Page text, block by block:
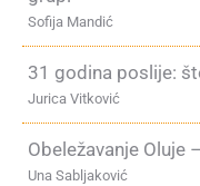
Sofija Mandić
31 godina poslije:
Jurica Vitković
Obeležavanje Oluje
Una Sabljaković